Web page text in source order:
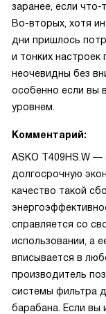
заранее, если
Во-вторых, хотя
дни пришлось
и тонких
неочевидны без
особенно если вы
уровнем.
Комментарий:
ASKO T409HS.W
долгосрочную
качество такой
справляется со
использовании, а
вписывается в
производитель
системы фильтра
барабана. Если